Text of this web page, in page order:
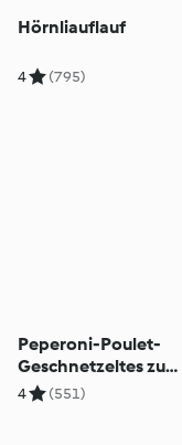
Hörnliauflauf
4 (795)
Peperoni-Poulet-
Geschnetzeltes zu
Bandnudeln
4 (551)